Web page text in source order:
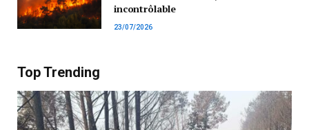
incontrôlable
23/07/2026
Top Trending